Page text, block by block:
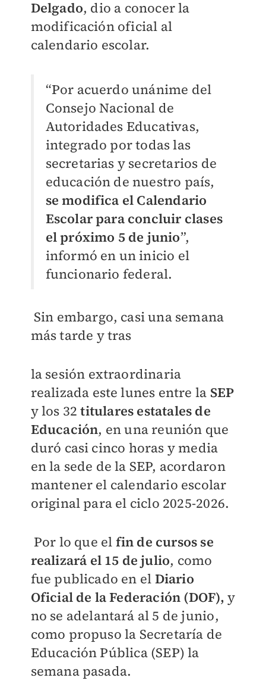
Delgado, dio a conocer la
modificación oficial al
calendario escolar.
“Por acuerdo unánime del
Consejo Nacional de
Autoridades Educativas,
integrado por todas las
secretarias y secretarios de
educación de nuestro país,
se modifica el Calendario
Escolar para concluir clases
el próximo 5 de junio”,
informó en un inicio el
funcionario federal.
Sin embargo, casi una semana
más tarde y tras
la sesión extraordinaria
realizada este lunes entre la SEP
y los 32titulares estatales de
Educación, en una reunión que
duró casi cinco horas y media
en la sede de la SEP, acordaron
mantener el calendario escolar
original para el ciclo 2025-2026.
Por lo que el fin de cursos se
realizará el 15 de julio, como
fue publicado en el Diario
Oficial de la Federación (DOF), y
no se adelantará al 5 de junio,
como propuso la Secretaría de
Educación Pública (SEP) la
semana pasada.